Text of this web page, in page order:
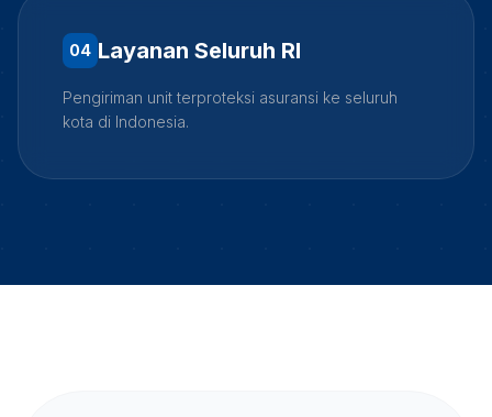
04 Layanan Seluruh RI
Pengiriman unit terproteksi asuransi ke seluruh
kota di Indonesia.